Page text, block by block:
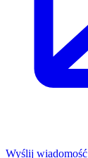
Wyślij wiadomość